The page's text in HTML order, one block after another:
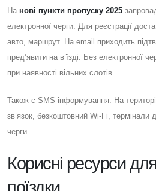
На нові пункти пропуску 2025
електронної черги. Для реєстрації
авто, маршрут. На email приходить
пред’явити на в’їзді. Без електронної
при наявності вільних слотів.
Також є SMS-інформування. На
зв’язок, безкоштовний Wi-Fi, термінали
черги.
Корисні ресурси